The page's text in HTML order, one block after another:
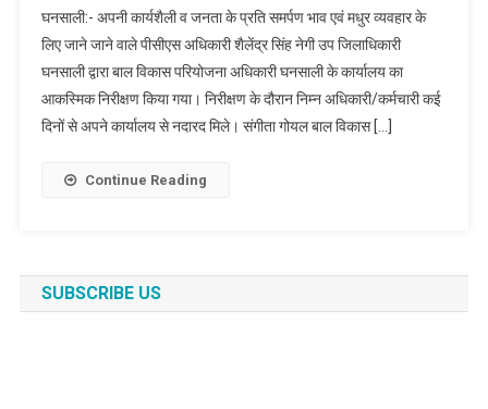
घनसाली:- अपनी कार्यशैली व जनता के प्रति समर्पण भाव एवं मधुर व्यवहार के
लिए जाने जाने वाले पीसीएस अधिकारी शैलेंद्र सिंह नेगी उप जिलाधिकारी
घनसाली द्वारा बाल विकास परियोजना अधिकारी घनसाली के कार्यालय का
आकस्मिक निरीक्षण किया गया। निरीक्षण के दौरान निम्न अधिकारी/कर्मचारी कई
दिनों से अपने कार्यालय से नदारद मिले। संगीता गोयल बाल विकास […]
Continue Reading
SUBSCRIBE US